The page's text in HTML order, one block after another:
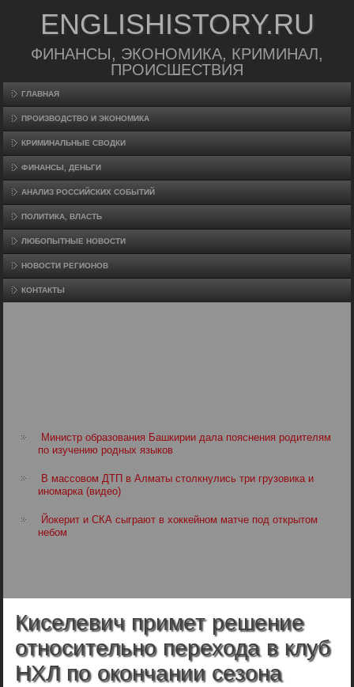
ENGLISHISTORY.RU
ФИНАНСЫ, ЭКОНОМИКА, КРИМИНАЛ,
ПРОИСШЕСТВИЯ
ГЛАВНАЯ
ПРОИЗВΟДСТВО И ЭКОНОМИКА
КРИМИНАЛЬНЫЕ СВОДКИ
ФИНАНСЫ, ДЕНЬГИ
АНАЛИЗ РОССИЙСКИХ СОБЫТИЙ
ПОЛИТИКА, ВЛАСТЬ
ЛЮБОПЫТНЫЕ НОВОСТИ
НОВОСТИ РЕГИОНОВ
КОНТАКТЫ
Министр образования Башкирии дала пояснения родителям
по изучению родных языков
В массовом ДТП в Алматы столкнулись три грузовика и
иномарка (видео)
Йокерит и СКА сыграют в хоккейном матче под открытом
небом
Киселевич примет решение
относительно перехода в клуб
НХЛ по окончании сезона